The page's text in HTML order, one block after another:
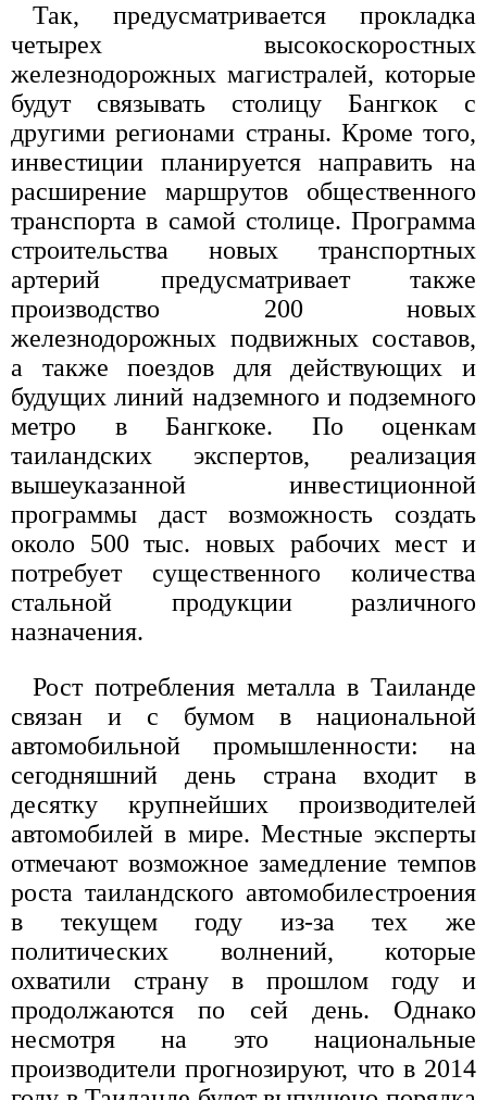
Так, предусматривается прокладка
четырех высокоскоростных
железнодорожных магистралей, которые
будут связывать столицу Бангкок с
другими регионами страны. Кроме того,
инвестиции планируется направить на
расширение маршрутов общественного
транспорта в самой столице. Программа
строительства новых транспортных
артерий предусматривает также
производство 200 новых
железнодорожных подвижных составов,
а также поездов для действующих и
будущих линий надземного и подземного
метро в Бангкоке. По оценкам
таиландских экспертов, реализация
вышеуказанной инвестиционной
программы даст возможность создать
около 500 тыс. новых рабочих мест и
потребует существенного количества
стальной продукции различного
назначения.
Рост потребления металла в Таиланде
связан и с бумом в национальной
автомобильной промышленности: на
сегодняшний день страна входит в
десятку крупнейших производителей
автомобилей в мире. Местные эксперты
отмечают возможное замедление темпов
роста таиландского автомобилестроения
в текущем году из-за тех же
политических волнений, которые
охватили страну в прошлом году и
продолжаются по сей день. Однако
несмотря на это национальные
производители прогнозируют, что в 2014